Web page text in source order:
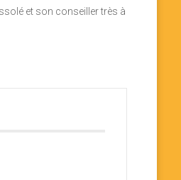
et son conseiller très à